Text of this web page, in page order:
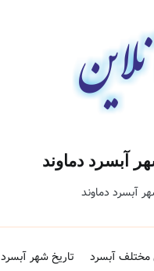
آبسرد دماوند
آبسرد دماوند
مختلف آبسرد تاریخ شهر آبسرد